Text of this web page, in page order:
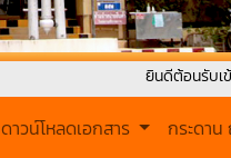
ยินดีต้อนรับเข้าสู่ เทศบาล
ดาวน์โหลดเอกสาร กระดา